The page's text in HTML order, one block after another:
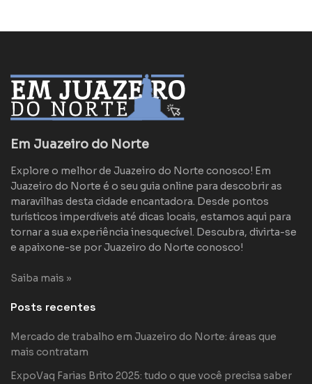
Em Juazeiro do Norte
Explore o melhor de Juazeiro do Norte conosco! Em
Juazeiro do Norte é o seu guia online para descobrir as
maravilhas desta cidade encantadora. Desde pontos
turísticos imperdíveis até dicas locais, estamos aqui para
tornar a sua experiência inesquecível. Descubra, divirta-se
e apaixone-se por Juazeiro do Norte conosco!
Saiba mais »
Posts recentes
Mercado de trabalho em Juazeiro do Norte: áreas que
mais contratam
ExpoVaq Farias Brito 2025: tudo o que você precisa saber